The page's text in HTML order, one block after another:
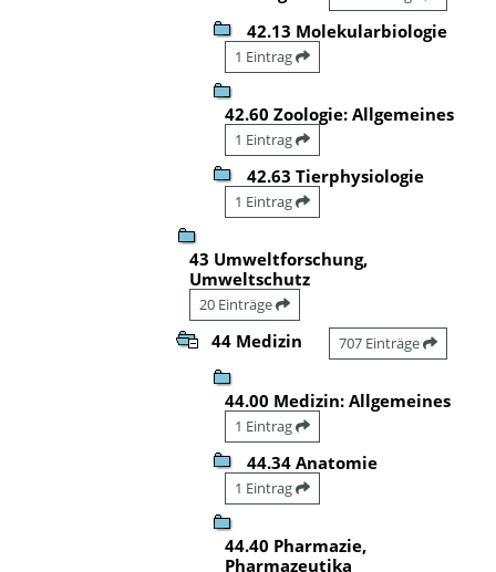
42.13 Molekularbiologie
1 Eintrag
42.60 Zoologie: Allgemeines
1 Eintrag
42.63 Tierphysiologie
1 Eintrag
43 Umweltforschung,
Umweltschutz
20 Einträge
44 Medizin 707 Einträge
44.00 Medizin: Allgemeines
1 Eintrag
44.34 Anatomie
1 Eintrag
44.40 Pharmazie,
Pharmazeutika